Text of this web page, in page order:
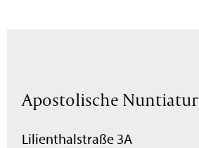
Apostolische Nuntiatur
Lilienthalstraße 3A